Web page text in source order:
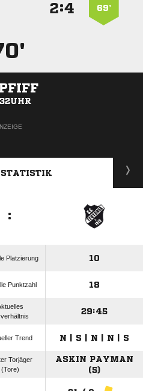
69’
:
:
Platzierung 10
Punktzahl 18
29:45
Trend N | S | N | N | S
Torjäger
(Tore)
ASKIN PAYMAN
(5)